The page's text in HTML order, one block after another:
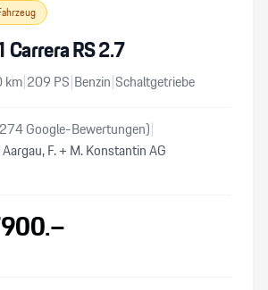
RS 2.7
km|209 PS|Benzin|Schaltgetriebe
274Google-Bewertungen)|
F. + M. Konstantin AG
.–